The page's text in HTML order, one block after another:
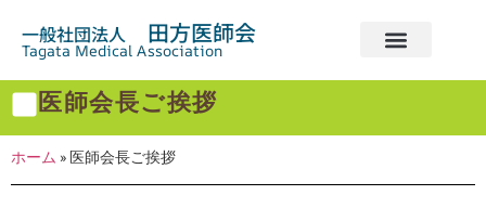
一般社団法人 田方医師会
Tagata Medical Association
医師会長ご挨拶
ホーム » 医師会長ご挨拶